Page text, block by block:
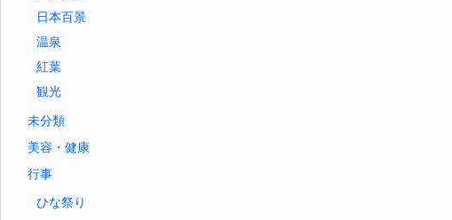
日本百景
温泉
紅葉
観光
未分類
美容・健康
行事
ひな祭り